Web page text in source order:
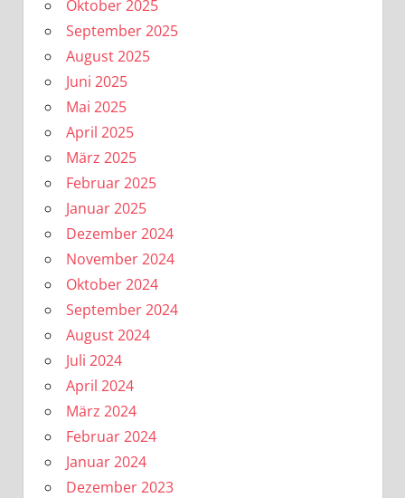
Oktober 2025
September 2025
August 2025
Juni 2025
Mai 2025
April 2025
März 2025
Februar 2025
Januar 2025
Dezember 2024
November 2024
Oktober 2024
September 2024
August 2024
Juli 2024
April 2024
März 2024
Februar 2024
Januar 2024
Dezember 2023